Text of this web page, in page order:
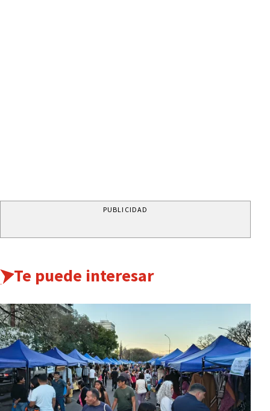
PUBLICIDAD
Te puede interesar